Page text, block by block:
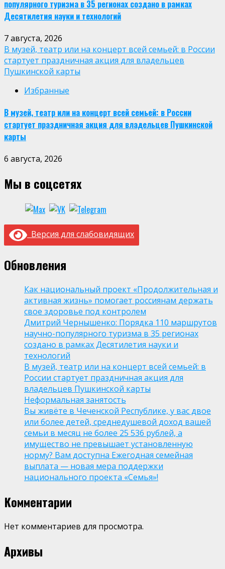
популярного туризма в 35 регионах создано в рамках
Десятилетия науки и технологий
7 августа, 2026
В музей, театр или на концерт всей семьей: в России
стартует праздничная акция для владельцев
Пушкинской карты
Избранные
В музей, театр или на концерт всей семьей: в России
стартует праздничная акция для владельцев Пушкинской
карты
6 августа, 2026
Мы в соцсетях
Версия для слабовидящих
Обновления
Как национальный проект «Продолжительная и
активная жизнь» помогает россиянам держать
свое здоровье под контролем
Дмитрий Чернышенко: Порядка 110 маршрутов
научно-популярного туризма в 35 регионах
создано в рамках Десятилетия науки и
технологий
В музей, театр или на концерт всей семьей: в
России стартует праздничная акция для
владельцев Пушкинской карты
Неформальная занятость
Вы живёте в Чеченской Республике, у вас двое
или более детей, среднедушевой доход вашей
семьи в месяц не более 25 536 рублей, а
имущество не превышает установленную
норму? Вам доступна Ежегодная семейная
выплата — новая мера поддержки
национального проекта «Семья»!
Комментарии
Нет комментариев для просмотра.
Архивы